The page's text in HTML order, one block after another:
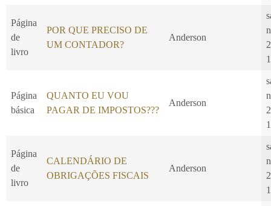
Página
de
livro
POR QUE PRECISO DE
UM CONTADOR?
Anderson
Página
básica
QUANTO EU VOU
PAGAR DE IMPOSTOS???
Anderson
Página
de
livro
CALENDÁRIO DE
OBRIGAÇÕES FISCAIS
Anderson